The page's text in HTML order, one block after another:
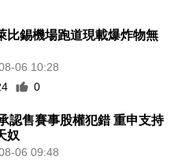
比錫機場跑道現載爆炸物無
06 10:28
0
認售賽事股權犯錯 重申支持
奴
06 09:48